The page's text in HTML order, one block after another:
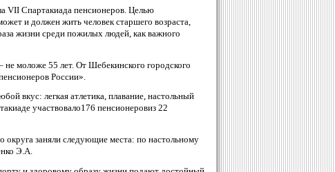
VII Спартакиада пенсионеров. Целью
и должен жить человек старшего возраста,
жизни среди пожилых людей, как важного
моложе 55 лет. От Шебекинского городского
России».
вкус: легкая атлетика, плавание, настольный
участвовало176 пенсионеровиз 22
округа заняли следующие места: по настольному
Э.А.